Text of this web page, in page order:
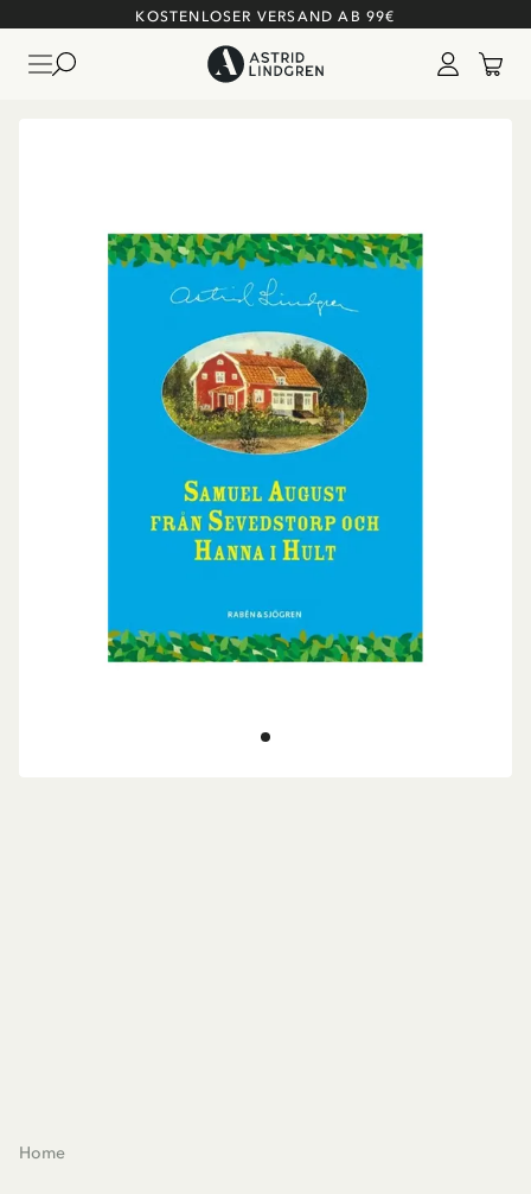
KOSTENLOSER VERSAND AB 99€
Home